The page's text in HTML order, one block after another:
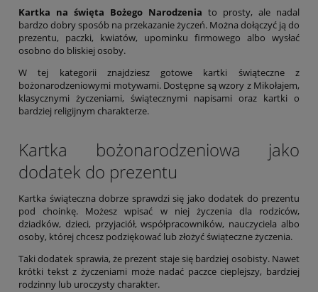
Kartka na święta Bożego Narodzenia to prosty, ale nadal
bardzo dobry sposób na przekazanie życzeń. Można dołączyć ją do
prezentu, paczki, kwiatów, upominku firmowego albo wysłać
osobno do bliskiej osoby.
W tej kategorii znajdziesz gotowe kartki świąteczne z
bożonarodzeniowymi motywami. Dostępne są wzory z Mikołajem,
klasycznymi życzeniami, świątecznymi napisami oraz kartki o
bardziej religijnym charakterze.
Kartka bożonarodzeniowa jako
dodatek do prezentu
Kartka świąteczna dobrze sprawdzi się jako dodatek do prezentu
pod choinkę. Możesz wpisać w niej życzenia dla rodziców,
dziadków, dzieci, przyjaciół, współpracowników, nauczyciela albo
osoby, której chcesz podziękować lub złożyć świąteczne życzenia.
Taki dodatek sprawia, że prezent staje się bardziej osobisty. Nawet
krótki tekst z życzeniami może nadać paczce cieplejszy, bardziej
rodzinny lub uroczysty charakter.